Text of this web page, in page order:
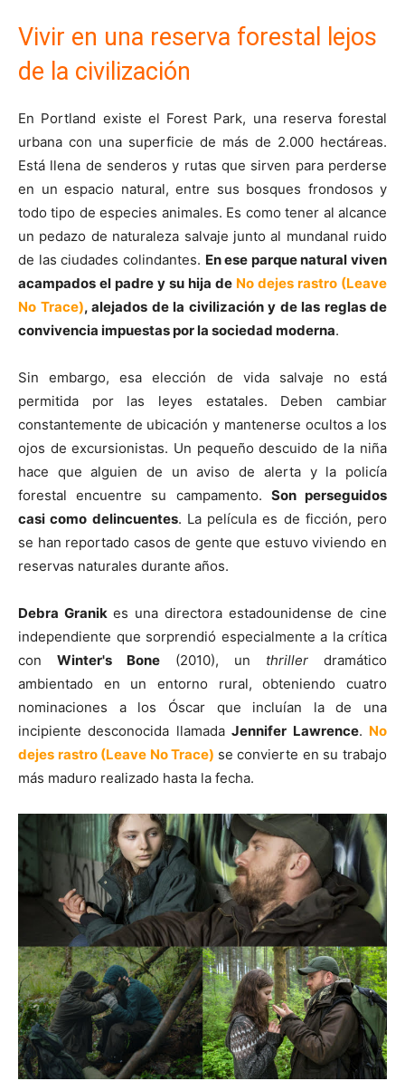
Vivir en una reserva forestal
lejos
de la civilización
En Portland existe el Forest Park, una reserva forestal
urbana con una superficie de más de 2.000 hectáreas.
Está llena de senderos y rutas que sirven para perderse
en un espacio natural, entre sus bosques frondosos y
todo tipo de especies animales. Es como tener al alcance
un pedazo de naturaleza salvaje junto al mundanal ruido
de las ciudades colindantes. En ese parque natural viven
acampados el padre y su hija de No dejes rastro (Leave
No Trace), alejados de la civilización y de las reglas de
convivencia impuestas por la sociedad moderna.
Sin embargo, esa elección de vida salvaje no está
permitida por las leyes estatales. Deben cambiar
constantemente de ubicación y mantenerse ocultos a los
ojos de excursionistas. Un pequeño descuido de la niña
hace que alguien de un aviso de alerta y la policía
forestal encuentre su campamento. Son perseguidos
casi como delincuentes. La película es de ficción, pero
se han reportado casos de gente que estuvo viviendo en
reservas naturales durante años.
Debra Granik es una directora estadounidense de cine
independiente que sorprendió especialmente a la crítica
con Winter's Bone (2010), un thriller dramático
ambientado en un entorno rural, obteniendo cuatro
nominaciones a los Óscar que incluían la de una
incipiente desconocida llamadaJennifer Lawrence. No
dejes rastro (Leave No Trace) se convierte en su trabajo
más maduro realizado hasta la fecha.